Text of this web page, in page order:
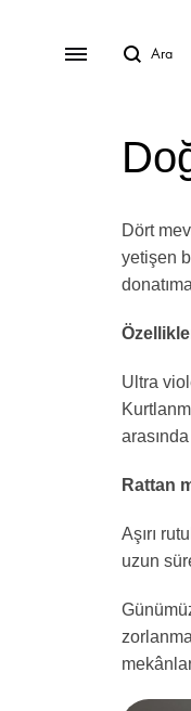
Dört
yetişen
Ultra
Rattan
Aşırı
uzun